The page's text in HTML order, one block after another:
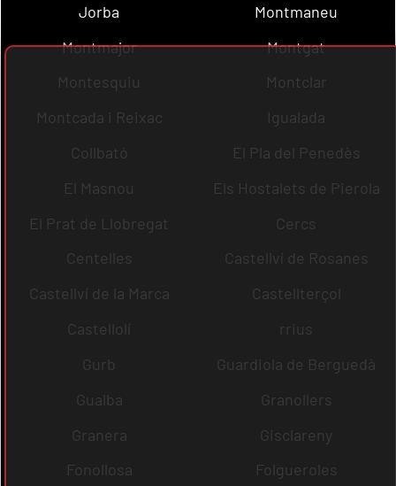
Jorba
Montmaneu
Montmajor
Montgat
Montesquiu
Montclar
Montcada i Reixac
Igualada
Collbató
El Pla del Penedès
El Masnou
Els Hostalets de Pierola
El Prat de Llobregat
Cercs
Centelles
Castellví de Rosanes
Castellví de la Marca
Castellterçol
Castellolí
rrius
Gurb
Guardiola de Berguedà
Gualba
Granollers
Granera
Gisclareny
Fonollosa
Folgueroles